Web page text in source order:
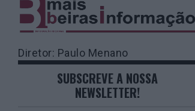
Diretor: Paulo Menano
SUBSCREVE A NOSSA
NEWSLETTER!